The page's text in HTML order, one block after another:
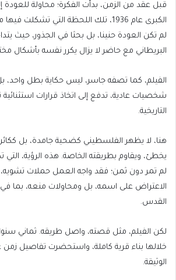
قبل عقد من الزمن، بدأت الفكرة؛ محاولة للعودة
الكبرى عام 1936، تلك اللحظة التي
لم تكن العودة حنينا، بل بحثا في الجذور، حيث
البريطاني مع حاضر لا يزال يكرر نفسه بأشكال
الفيلم، كما تصفه جاسر، ليس حكاية بطل
شخصيات عادية، تدفع إلى اتخاذ قرارات
التاريخية.
هنا، لا يظهر الفلسطيني كضحية جامدة، بل
يخطئ، ويقاوم بطريقته الخاصة. هذه الرؤية، التي
لم تمر دون ثمن؛ فقد واجه العمل حملات
الاعتراض على اسمه، بل ومحاولات منعه، بما
القدس.
لكن الفيلم، مثل قصته، واصل طريقه. ثماني
خلالها بناء قرية كاملة، واستحضرت تفاصيل زمن
الوثيقة.